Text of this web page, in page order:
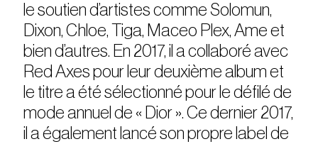
le soutien d’artistes comme Solomun,
Dixon, Chloe, Tiga, Maceo Plex, Ame et
bien d’autres. En 2017, il a collaboré avec
Red Axes pour leur deuxième album et
le titre a été sélectionné pour le défilé de
mode annuel de « Dior ». Ce dernier 2017,
il a également lancé son propre label de